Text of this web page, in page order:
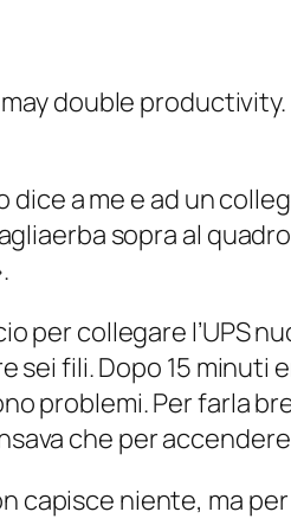
double
dice a me e ad un
sopra al
per collegare l’UPS
sei fili. Dopo 15
problemi. Per farla
che per accendere
capisce niente, ma